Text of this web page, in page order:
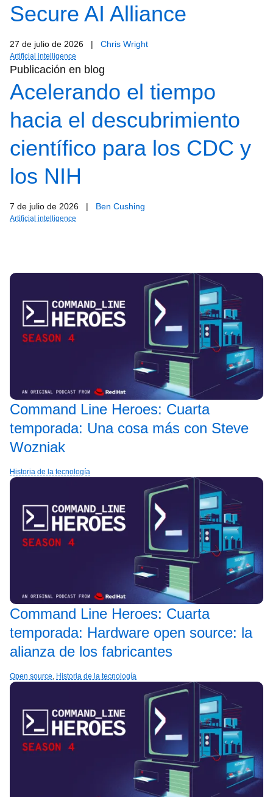
Secure AI Alliance
27 de julio de 2026 | Chris Wright
Artificial intelligence
Publicación en blog
Acelerando el tiempo
hacia el descubrimiento
científico para los CDC y
los NIH
7 de julio de 2026 | Ben Cushing
Artificial intelligence
Command Line Heroes: Cuarta
temporada: Una cosa más con Steve
Wozniak
Historia de la tecnología
Command Line Heroes: Cuarta
temporada: Hardware open source: la
alianza de los fabricantes
Open source Historia de la tecnología